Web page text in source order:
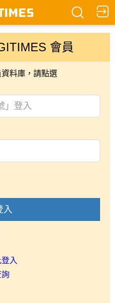
會員
料庫，請點選
入
入
詢